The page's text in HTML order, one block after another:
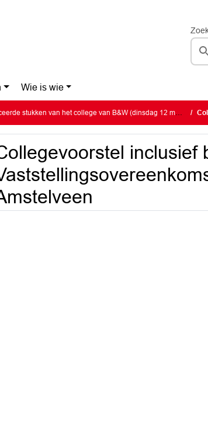
Wie is wie
stukken van het college van B&W (dinsdag 12 maart 2024)
inclusief